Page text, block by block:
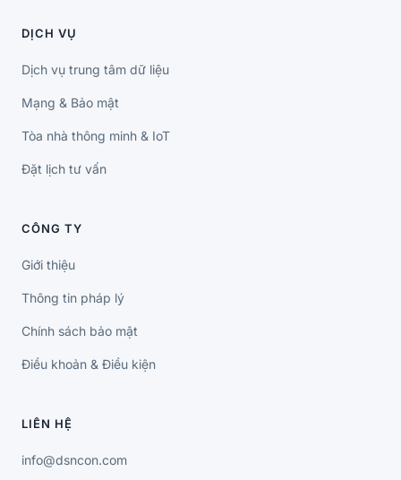
DỊCH VỤ
Dịch vụ trung tâm dữ liệu
Mạng & Bảo mật
Tòa nhà thông minh & IoT
Đặt lịch tư vấn
CÔNG TY
Giới thiệu
Thông tin pháp lý
Chính sách bảo mật
Điều khoản & Điều kiện
LIÊN HỆ
info@dsncon.com